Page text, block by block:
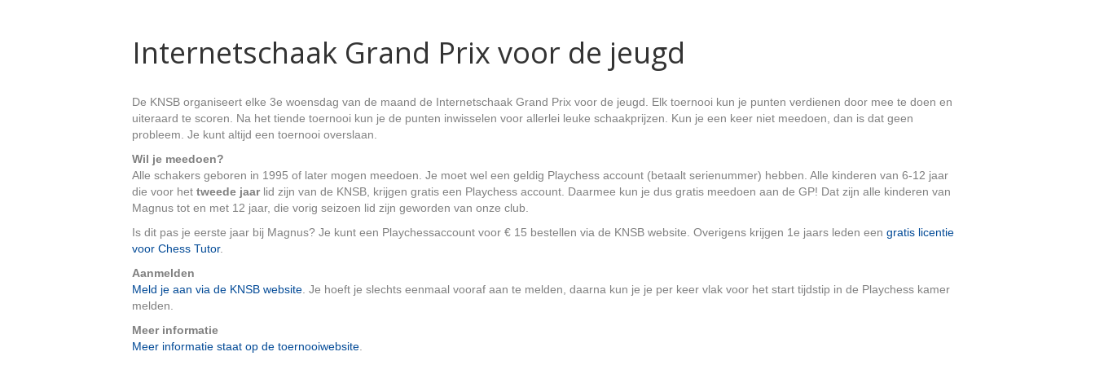
Internetschaak Grand Prix voor de jeugd
De KNSB organiseert elke 3e woensdag van de maand de Internetschaak Grand Prix voor de jeugd. Elk toernooi kun je punten verdienen door mee te doen en
uiteraard te scoren. Na het tiende toernooi kun je de punten inwisselen voor allerlei leuke schaakprijzen. Kun je een keer niet meedoen, dan is dat geen
probleem. Je kunt altijd een toernooi overslaan.
Wil je meedoen?
Alle schakers geboren in 1995 of later mogen meedoen. Je moet wel een geldig Playchess account (betaalt serienummer) hebben. Alle kinderen van 6-12 jaar
die voor het tweede jaarlid zijn van de KNSB, krijgen gratis een Playchess account. Daarmee kun je dus gratis meedoen aan de GP! Dat zijn alle kinderen van
Magnus tot en met 12 jaar, die vorig seizoen lid zijn geworden van onze club.
Is dit pas je eerste jaar bij Magnus? Je kunt een Playchessaccount voor € 15 bestellen via de KNSB website. Overigens krijgen 1e jaars leden een gratis licentie
voor Chess Tutor.
Aanmelden
Meld je aan via de KNSB website . Je hoeft je slechts eenmaal vooraf aan te melden, daarna kun je je per keer vlak voor het start tijdstip in de Playchess kamer
melden.
Meer informatie
Meer informatie staat op de toernooiwebsite